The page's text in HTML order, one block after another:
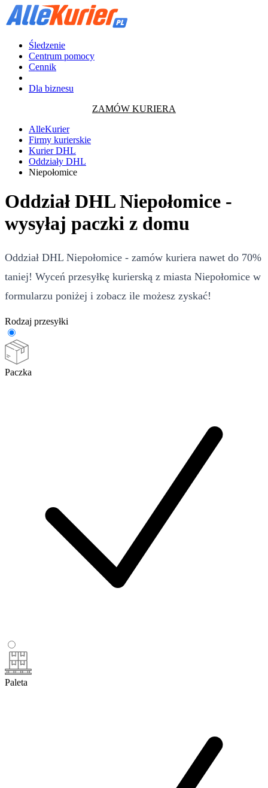
Śledzenie
Centrum pomocy
Cennik
Dla biznesu
ZAMÓW KURIERA
AlleKurier
Firmy kurierskie
Kurier DHL
Oddziały DHL
Niepołomice
Oddział DHL Niepołomice -
wysyłaj paczki z domu
Oddział DHL Niepołomice - zamów kuriera nawet do 70%
taniej! Wyceń przesyłkę kurierską z miasta Niepołomice w
formularzu poniżej i zobacz ile możesz zyskać!
Rodzaj przesyłki
Paczka
Paleta